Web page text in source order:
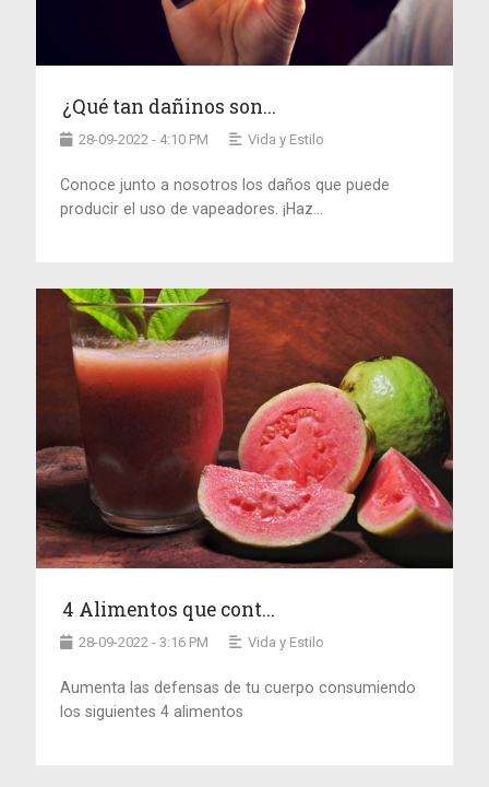
¿Qué tan dañinos son...
28-09-2022 - 4:10 PM Vida y Estilo
Conoce junto a nosotros los daños que puede
producir el uso de vapeadores. ¡Haz...
4 Alimentos que cont...
28-09-2022 - 3:16 PM Vida y Estilo
Aumenta las defensas de tu cuerpo consumiendo
los siguientes 4 alimentos